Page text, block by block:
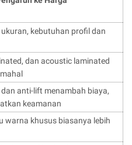
kebutuhan profil dan
dan acoustic laminated
anti-lift menambah biaya,
keamanan
warna khusus biasanya lebih